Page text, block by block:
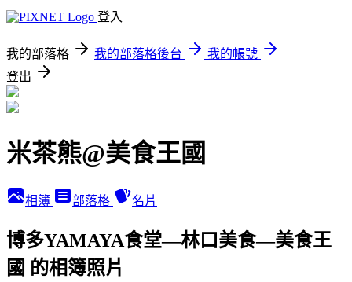
登入
我的部落格 我的部落格後台
我的帳號
登出
米茶熊@美食王國
相簿 部落格 名片
博多YAMAYA食堂—林口美食—美食王
國 的相簿照片